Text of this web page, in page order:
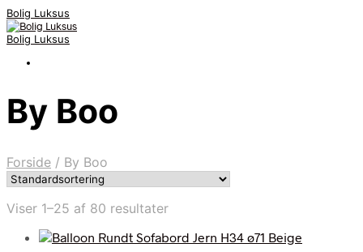
Bolig Luksus
Bolig Luksus
By Boo
Forside / By Boo
Viser 1–25 af 80 resultater